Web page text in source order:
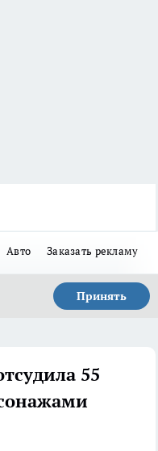
Авто Заказать рекламу
Принять
55